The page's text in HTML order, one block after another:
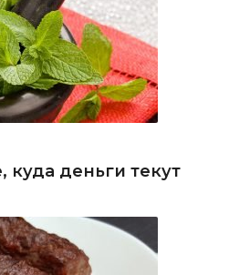
куда деньги текут